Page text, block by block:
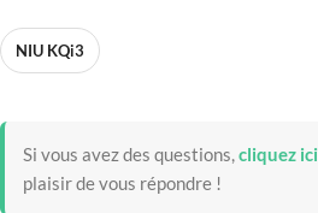
NIU KQi3
Si vous avez des questions,cliquez ici
plaisir de vous répondre !